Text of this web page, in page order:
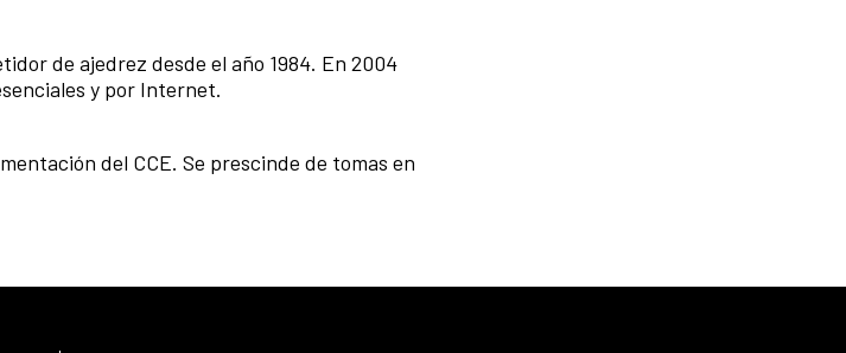
de ajedrez desde el año 1984. En 2004
y por Internet.
del CCE. Se prescinde de tomas en